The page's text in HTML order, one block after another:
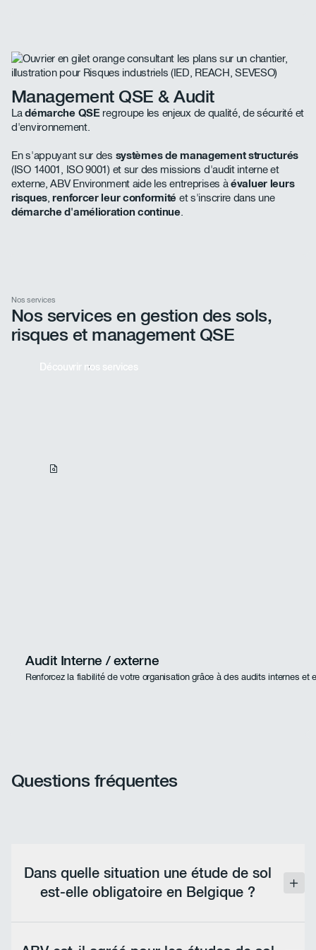
Management QSE & Audit
Ladémarche QSE regroupe les enjeux de qualité, de sécurité et
d'environnement.
En s'appuyant sur des systèmes de management structurés
(ISO 14001, ISO 9001) et sur des missions d'audit interne et
externe, ABV Environment aide les entreprises àévaluer leurs
risques,renforcer leur conformité et s'inscrire dans une
démarche d'amélioration continue.
Nos services
Nos services en gestion des sols,
risques et management QSE
Découvrir nos services
Audit Interne / externe
Renforcez la fiabilité de votre organisation grâce à des audits internes et
Questions fréquentes
Dans quelle situation une étude de sol
est-elle obligatoire en Belgique ?